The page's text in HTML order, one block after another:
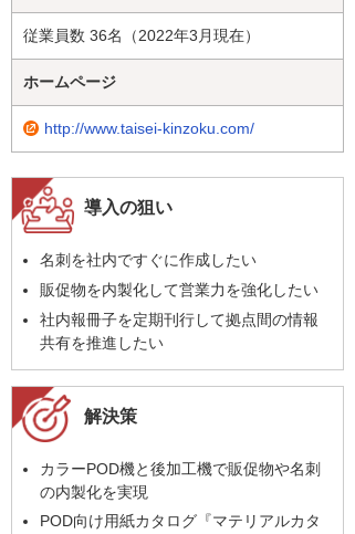
従業員数 36名（2022年3月現在）
ホームページ
http://www.taisei-kinzoku.com/
導入の狙い
名刺を社内ですぐに作成したい
販促物を内製化して営業力を強化したい
社内報冊子を定期刊行して拠点間の情報
共有を推進したい
解決策
カラーPOD機と後加工機で販促物や名刺
の内製化を実現
POD向け用紙カタログ『マテリアルカタ